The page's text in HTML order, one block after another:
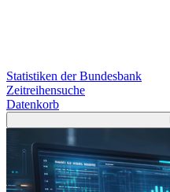
Statistiken der Bundesbank
Zeitreihensuche
Datenkorb